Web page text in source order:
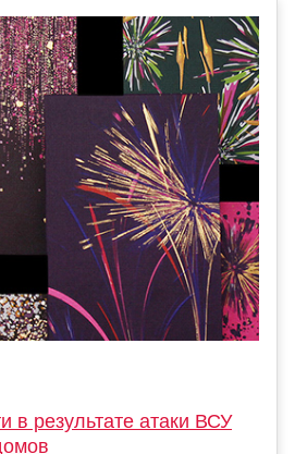
в результате атаки ВСУ